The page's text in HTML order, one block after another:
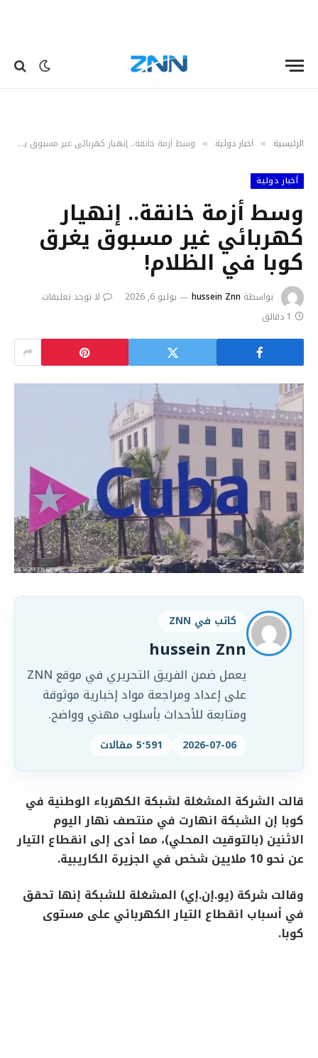
الرئيسية » أخبار دولية » وسط أزمة خانقة.. إنهيار كهربائي غير مسبوق يغرق كوبا في الظلام!
أخبار دولية
وسط أزمة خانقة.. إنهيار
كهربائي غير مسبوق يغرق
كوبا في الظلام!
بواسطة hussein Znn يوليو 6, 2026
لا توجد تعليقات
1 دقائق
كاتب في ZNN
hussein Znn
يعمل ضمن الفريق التحريري في موقع ZNN
على إعداد ومراجعة مواد إخبارية موثوقة
ومتابعة للأحداث بأسلوب مهني وواضح.
2026-07-06 5٬591 مقالات
قالت الشركة المشغلة لشبكة الكهرباء الوطنية في ​
كوبا إن الشبكة انهارت في منتصف ‌نهار اليوم
الاثنين (بالتوقيت المحلي)، مما أدى إلى انقطاع التيار
عن نحو ​10 ملايين شخص في ​الجزيرة الكاريبية.
وقالت شركة (يو.إن.إي) المشغلة للشبكة إنها ⁠تحقق
في أسباب انقطاع ​التيار الكهربائي على مستوى
كوبا.